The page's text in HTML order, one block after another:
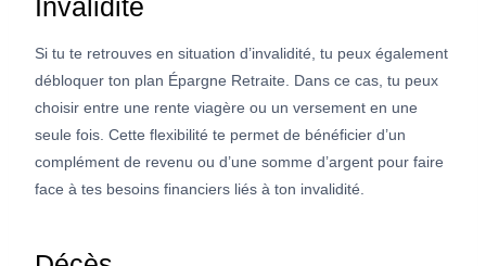
Si tu te retrouves en situation d’invalidité, tu peux également
débloquer ton plan Épargne Retraite. Dans ce cas, tu peux
choisir entre une rente viagère ou un versement en une
seule fois. Cette flexibilité te permet de bénéficier d’un
complément de revenu ou d’une somme d’argent pour faire
face à tes besoins financiers liés à ton invalidité.